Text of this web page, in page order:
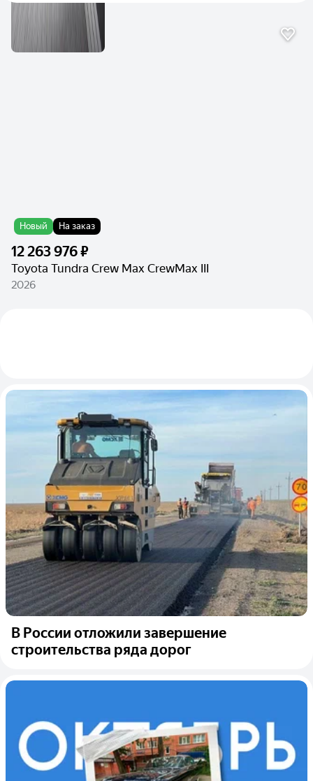
Новый На заказ
12 263 976 ₽
Toyota Tundra Crew Max CrewMax III
2026
В России отложили завершение
строительства ряда дорог